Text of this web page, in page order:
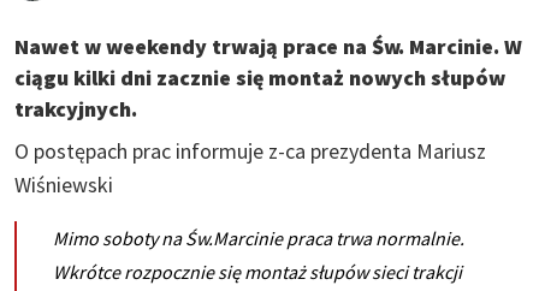
Nawet w weekendy trwają prace na Św. Marcinie. W
ciągu kilki dni zacznie się montaż nowych słupów
trakcyjnych.
O postępach prac informuje z-ca prezydenta Mariusz
Wiśniewski
Mimo soboty na Św.Marcinie praca trwa normalnie.
Wkrótce rozpocznie się montaż słupów sieci trakcji